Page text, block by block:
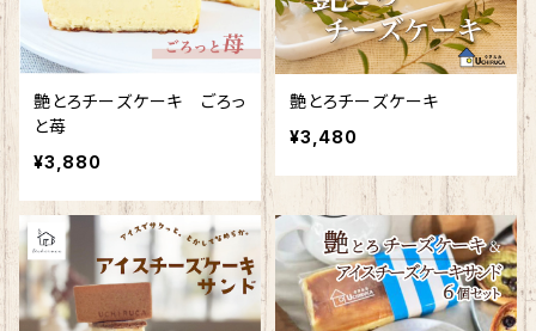
艶とろチーズケーキ ごろっ
と苺
¥3,880
艶とろチーズケーキ
¥3,480